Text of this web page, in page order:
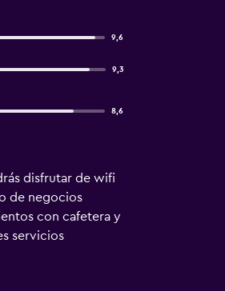
9,6
9,3
8,6
disfrutar de wifi
de negocios
con cafetera y
servicios
de higiene
personas de